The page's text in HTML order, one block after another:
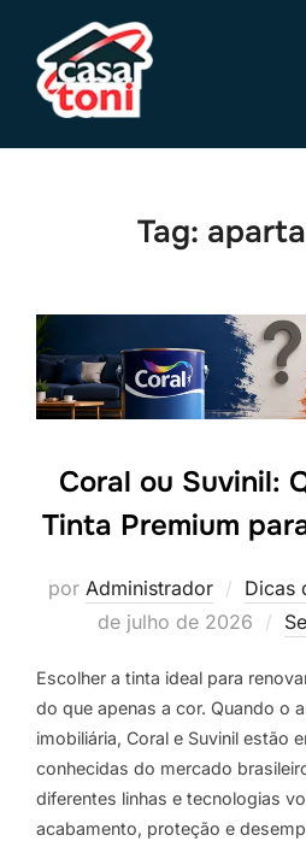
conteúdo
Tag:
Coral ou Suvinil:
Tinta Premium
por Administrador Dicas
de julho de 2026
Escolher a tinta ideal para
do que apenas a cor. Quando o
imobiliária, Coral e Suvinil estão
conhecidas do mercado
diferentes linhas e tecnologias
acabamento, proteção e